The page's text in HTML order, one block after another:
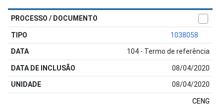
1038058
104 - Termo de referência
08/04/2020
08/04/2020
CENG